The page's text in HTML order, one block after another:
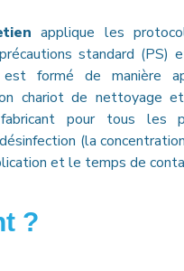
applique les
standard (PS)
formé de manière
chariot de nettoyage
pour tous les
(la
et le temps de
?